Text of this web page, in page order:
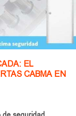
EL
CABMA EN